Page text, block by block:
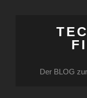
Der BLOG